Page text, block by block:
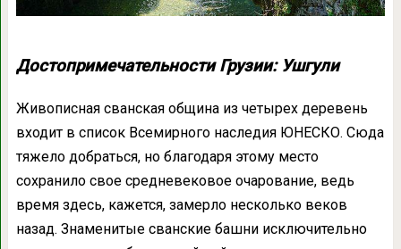
Достопримечательности Грузии: Ушгули
Живописная сванская община из четырех деревень
входит в список Всемирного наследия ЮНЕСКО. Сюда
тяжело добраться, но благодаря этому место
сохранило свое средневековое очарование, ведь
время здесь, кажется, замерло несколько веков
назад. Знаменитые сванские башни исключительно